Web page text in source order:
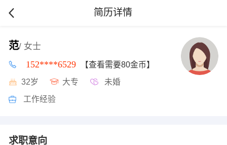
简历详情
范/ 女士
152****6529 【查看需要80金币】
32岁 大专 未婚
工作经验
求职意向